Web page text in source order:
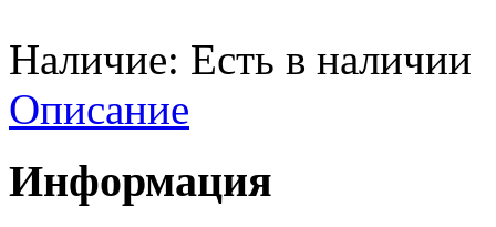
Наличие: Есть в наличии
Описание
Информация